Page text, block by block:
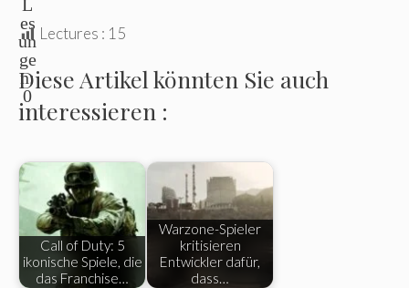
es
un
ge
n:
0
Lectures : 15
Diese Artikel könnten Sie auch
interessieren :
Call of Duty: 5
ikonische Spiele, die
das Franchise…
Warzone-Spieler
kritisieren
Entwickler dafür,
dass…